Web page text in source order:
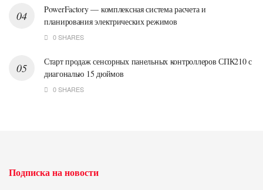
PowerFactory — комплексная система расчета и
планирования электрических режимов
0 SHARES
Старт продаж сенсорных панельных контроллеров СПК210 с
диагональю 15 дюймов
0 SHARES
Подписка на новости